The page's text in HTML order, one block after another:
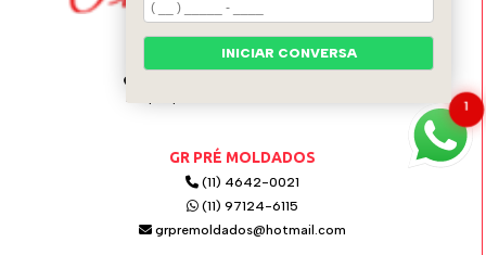
ENDEREÇO
GR PRÉ MOLDADOS
(11) 4642-0021
(11) 97124-6115
grpremoldados@hotmail.com
1
INICIAR CONVERSA